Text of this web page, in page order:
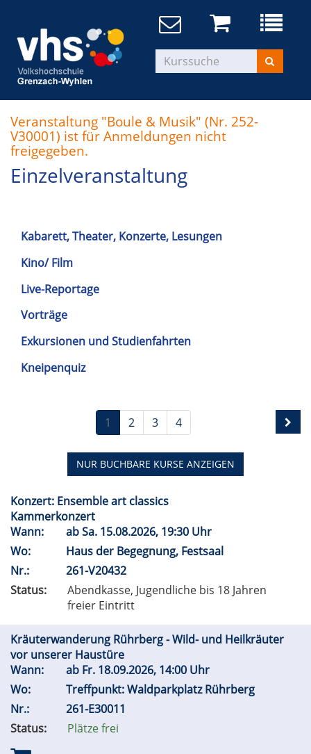
Veranstaltung "Boule & Musik" (Nr. 252-
V30001) ist für Anmeldungen nicht
freigegeben.
Einzelveranstaltung
Kabarett, Theater, Konzerte, Lesungen
Kino/ Film
Live-Reportage
Vorträge
Exkursionen und Studienfahrten
Kneipenquiz
1 2 3 4
NUR BUCHBARE KURSE ANZEIGEN
Konzert: Ensemble art classics
Kammerkonzert
Wann:
abSa. 15.08.2026, 19:30 Uhr
Wo:
Haus der Begegnung, Festsaal
Nr.:
261-V20432
Status:
Abendkasse, Jugendliche bis 18 Jahren
freier Eintritt
Kräuterwanderung Rührberg - Wild- und Heilkräuter
vor unserer Haustüre
Wann:
ab Fr. 18.09.2026, 14:00 Uhr
Wo:
Treffpunkt: Waldparkplatz Rührberg
Nr.:
261-E30011
Status:
Plätze frei